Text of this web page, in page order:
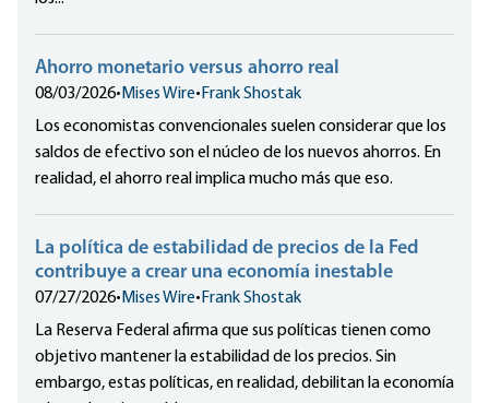
Ahorro monetario versus ahorro real
08/03/2026• Mises Wire• Frank Shostak
Los economistas convencionales suelen considerar que los
saldos de efectivo son el núcleo de los nuevos ahorros. En
realidad, el ahorro real implica mucho más que eso.
La política de estabilidad de precios de la Fed
contribuye a crear una economía inestable
07/27/2026• Mises Wire• Frank Shostak
La Reserva Federal afirma que sus políticas tienen como
objetivo mantener la estabilidad de los precios. Sin
embargo, estas políticas, en realidad, debilitan la economía